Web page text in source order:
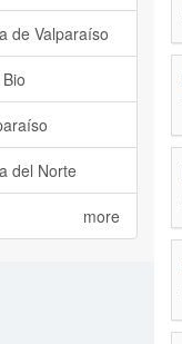
de Valparaíso
del Norte
more